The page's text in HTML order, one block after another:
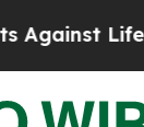
Life-Saving